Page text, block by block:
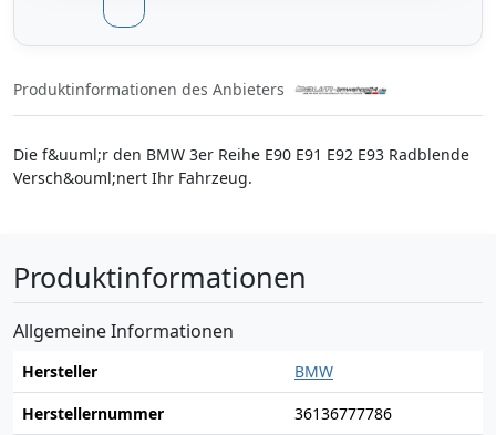
Produktinformationen des Anbieters
Die f&uuml;r den BMW 3er Reihe E90 E91 E92 E93 Radblende
Versch&ouml;nert Ihr Fahrzeug.
Produktinformationen
Allgemeine Informationen
Hersteller
BMW
Herstellernummer
36136777786